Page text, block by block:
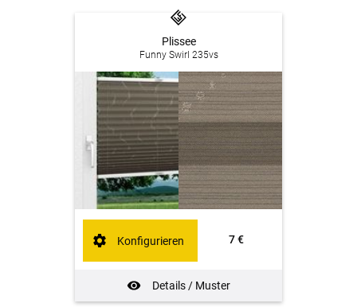
Plissee
Funny Swirl 235vs
7 €
Details / Muster
Konfigurieren